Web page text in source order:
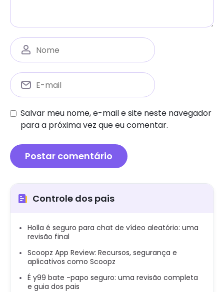
Salvar meu nome, e-mail e site neste navegador
para a próxima vez que eu comentar.
Controle dos pais
Holla é seguro para chat de vídeo aleatório: uma
revisão final
Scoopz App Review: Recursos, segurança e
aplicativos como Scoopz
É y99 bate -papo seguro: uma revisão completa
e guia dos pais